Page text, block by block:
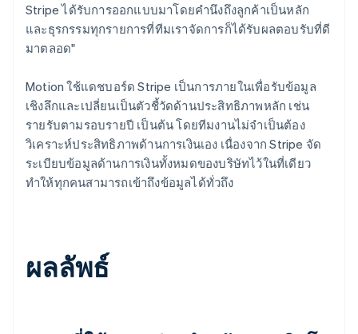
Stripe ได้รับการออกแบบมาโดยคำนึงถึงลูกค้าเป็นหลัก
และธุรกรรมทุกรายการที่ทีมเราจัดการก็ได้รับผลตอบรับที่ดี
มาตลอด"
Motion ใช้แดชบอร์ด Stripe เป็นการภายในเพื่อรับข้อมูล
เชิงลึกและเปลี่ยนเป็นตัวชี้วัดด้านประสิทธิภาพหลัก เช่น
รายรับตามรอบรายปี เป็นต้น โดยทีมงานไม่จำเป็นต้อง
วิเคราะห์ประสิทธิภาพด้านการเงินเอง เนื่องจาก Stripe จัด
ระเบียบข้อมูลด้านการเงินทั้งหมดของบริษัทไว้ในที่เดียว
ทำให้ทุกคนสามารถเข้าถึงข้อมูลได้ทั่วถึง
ผลลัพธ์